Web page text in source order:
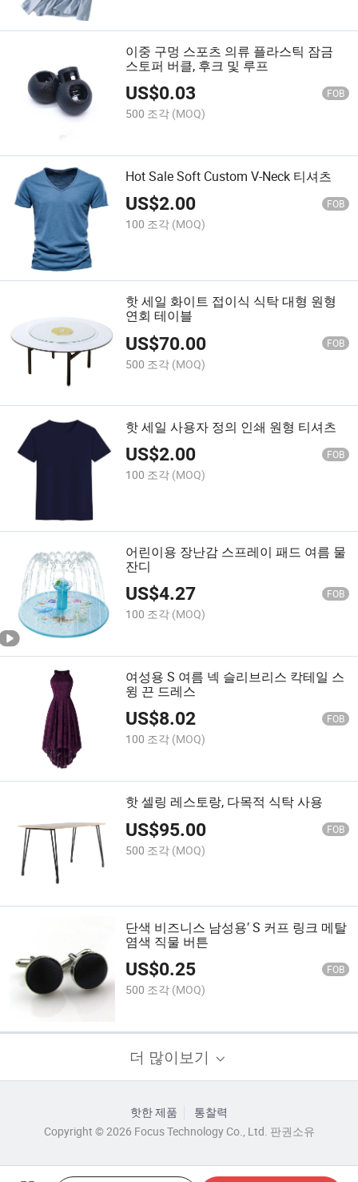
이중 구멍 스포츠 의류 플라스틱 잠금
스토퍼 버클, 후크 및 루프
US$0.03 FOB
500 조각 (MOQ)
Hot Sale Soft Custom V-Neck 티셔츠
US$2.00 FOB
100 조각 (MOQ)
핫 세일 화이트 접이식 식탁 대형 원형
연회 테이블
US$70.00 FOB
500 조각 (MOQ)
핫 세일 사용자 정의 인쇄 원형 티셔츠
US$2.00 FOB
100 조각 (MOQ)
어린이용 장난감 스프레이 패드 여름 물
잔디
US$4.27 FOB
100 조각 (MOQ)
여성용 S 여름 넥 슬리브리스 칵테일 스
윙 끈 드레스
US$8.02 FOB
100 조각 (MOQ)
핫 셀링 레스토랑, 다목적 식탁 사용
US$95.00 FOB
500 조각 (MOQ)
단색 비즈니스 남성용′ S 커프 링크 메탈
염색 직물 버튼
US$0.25 FOB
500 조각 (MOQ)
더 많이보기
핫한 제품
통찰력
Copyright © 2026 Focus Technology Co., Ltd. 판권소유